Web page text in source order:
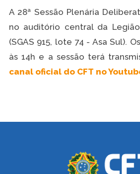
A 28ª Sessão Plenária
no auditório central da
(SGAS 915, lote 74 - Asa Sul).
às 14h e a sessão terá
canal oficial do CFT no